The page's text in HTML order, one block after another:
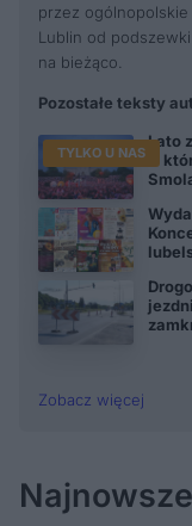
przez ogólnopolskie
Lublin od
na bieżąco.
Pozostałe teksty
TYLKO U NAS
Lato
O
Zobacz więcej